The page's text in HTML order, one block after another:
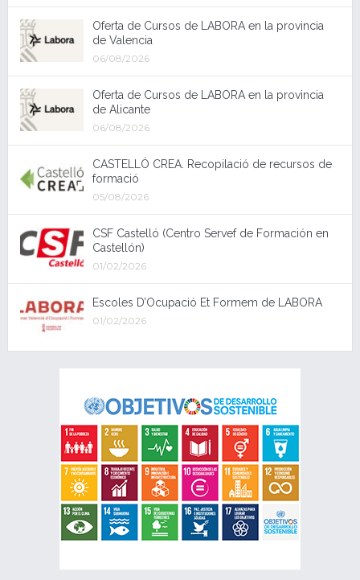
Oferta de Cursos de LABORA en la provincia
de Valencia
06/08/2026
Oferta de Cursos de LABORA en la provincia
de Alicante
06/08/2026
CASTELLÓ CREA. Recopilació de recursos de
formació
05/08/2026
CSF Castelló (Centro Servef de Formación en
Castellón)
01/02/2026
Escoles D’Ocupació Et Formem de LABORA
01/02/2026